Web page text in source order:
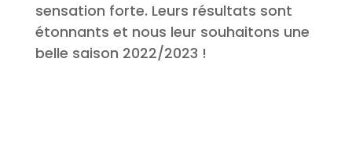
sensation forte. Leurs résultats sont
étonnants et nous leur souhaitons une
belle saison 2022/2023 !